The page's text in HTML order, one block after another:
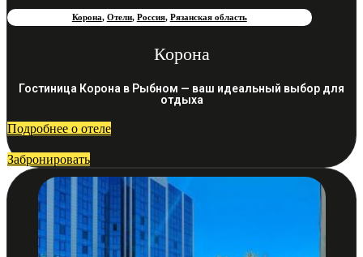
Корона, Отели, Россия, Рязанская область
Корона
Гостиница Корона в Рыбном — ваш идеальный выбор для
отдыха
Подробнее о отеле
Забронировать